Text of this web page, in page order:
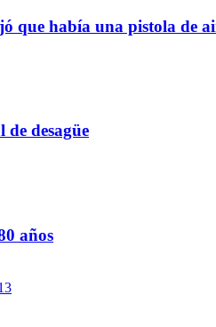
había una pistola de
desagüe
años